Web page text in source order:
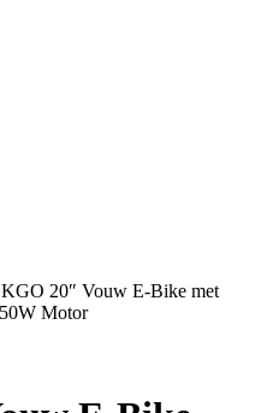
20″ Vouw E-Bike met
Motor